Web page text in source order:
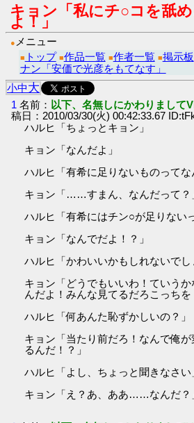
キョン「私にチ○コを舐
よ！」
● メニュー
■ トップ ■作品一覧 ■作者一覧 ■掲示板
ナン「安価で光彦をもてなす」
小中大
1 名前： 以下、名無しにかわりまして
稿日：2010/03/30(火) 00:42:33.67
ハルヒ「ちょっとキョン」
キョン「なんだよ」
ハルヒ「有希に足りないものってな
キョン「……すまん、なんだって？
ハルヒ「有希にはチン○が足りない
キョン「なんでだよ！？」
ハルヒ「かわいいかもしれないでし
キョン「どうでもいいわ！ていう
んだよ！みんな見てるだろこっちを
ハルヒ「何あんた恥ずかしいの？」
キョン「当たり前だろ！なんで俺
るんだ！？」
ハルヒ「よし、ちょっと聞きなさい
キョン「え？あ、ああ……なんだ？